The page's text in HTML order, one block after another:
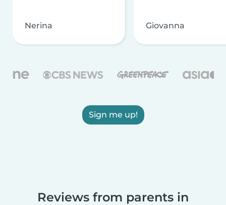
Nerina Giovanna
Sign me up!
Reviews from parents in